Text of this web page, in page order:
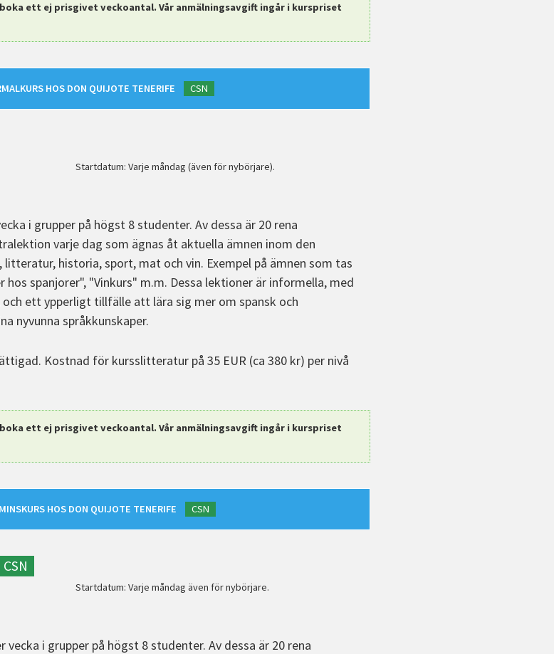
ett ej prisgivet veckoantal. Vår anmälningsavgift ingår i kurspriset
HOS DON QUIJOTE TENERIFE CSN
Startdatum: Varje måndag (även för nybörjare).
i grupper på högst 8 studenter. Av dessa är 20 rena
varje dag som ägnas åt aktuella ämnen inom den
historia, sport, mat och vin. Exempel på ämnen som tas
spanjorer", "Vinkurs" m.m. Dessa lektioner är informella, med
ett ypperligt tillfälle att lära sig mer om spansk och
nyvunna språkkunskaper.
Kostnad för kursslitteratur på 35 EUR (ca 380 kr) per nivå
ett ej prisgivet veckoantal. Vår anmälningsavgift ingår i kurspriset
HOS DON QUIJOTE TENERIFE CSN
CSN
Startdatum: Varje måndag även för nybörjare.
i grupper på högst 8 studenter. Av dessa är 20 rena